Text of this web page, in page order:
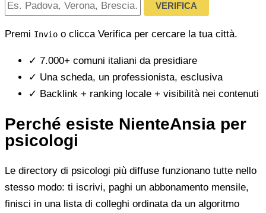
VERIFICA
Premi Invio o clicca Verifica per cercare la tua città.
✓ 7.000+ comuni italiani da presidiare
✓ Una scheda, un professionista, esclusiva
✓ Backlink + ranking locale + visibilità nei contenuti
Perché esiste NienteAnsia per
psicologi
Le directory di psicologi più diffuse funzionano tutte nello
stesso modo: ti iscrivi, paghi un abbonamento mensile,
finisci in una lista di colleghi ordinata da un algoritmo